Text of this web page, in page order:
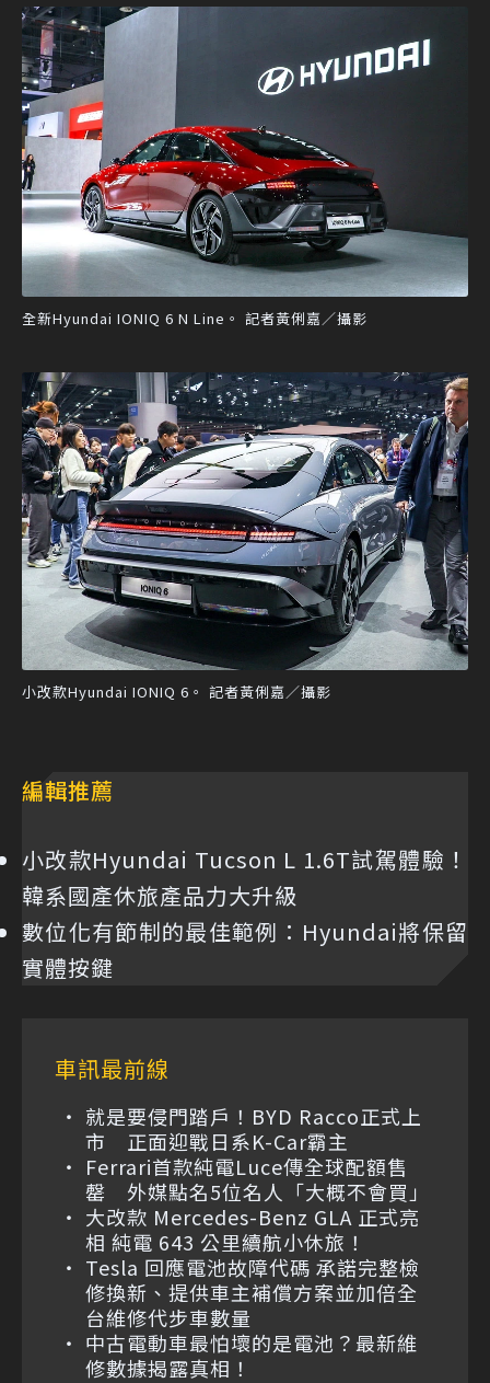
全新Hyundai IONIQ 6 N Line。 記者黃俐嘉／攝影
小改款Hyundai IONIQ 6。 記者黃俐嘉／攝影
編輯推薦
小改款Hyundai Tucson L 1.6T試駕體驗！
韓系國產休旅產品力大升級
數位化有節制的最佳範例：Hyundai將保留
實體按鍵
車訊最前線
就是要侵門踏戶！BYD Racco正式上
市 正面迎戰日系K-Car霸主
Ferrari首款純電Luce傳全球配額售
罄 外媒點名5位名人「大概不會買」
大改款 Mercedes-Benz GLA 正式亮
相 純電 643 公里續航小休旅！
Tesla 回應電池故障代碼 承諾完整檢
修換新、提供車主補償方案並加倍全
台維修代步車數量
中古電動車最怕壞的是電池？最新維
修數據揭露真相！